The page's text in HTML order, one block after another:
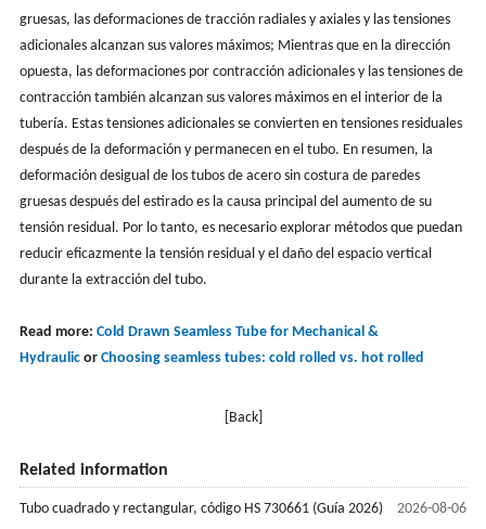
gruesas, las deformaciones de tracción radiales y axiales y las tensiones
adicionales alcanzan sus valores máximos; Mientras que en la dirección
opuesta, las deformaciones por contracción adicionales y las tensiones de
contracción también alcanzan sus valores máximos en el interior de la
tubería. Estas tensiones adicionales se convierten en tensiones residuales
después de la deformación y permanecen en el tubo. En resumen, la
deformación desigual de los tubos de acero sin costura de paredes
gruesas después del estirado es la causa principal del aumento de su
tensión residual. Por lo tanto, es necesario explorar métodos que puedan
reducir eficazmente la tensión residual y el daño del espacio vertical
durante la extracción del tubo.
Read more: Cold Drawn Seamless Tube for Mechanical &
Hydraulicor Choosing seamless tubes: cold rolled vs. hot rolled
[Back]
Related information
2026-08-06
Tubo cuadrado y rectangular, código HS 730661 (Guía 2026)